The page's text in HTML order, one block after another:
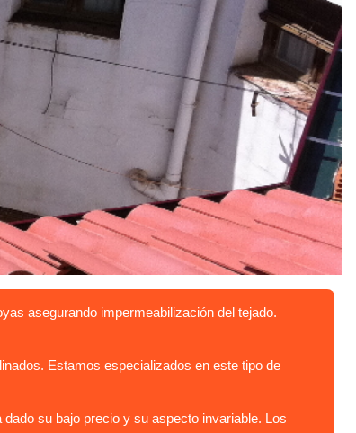
asegurando impermeabilización del tejado.
Estamos especializados en este tipo de
su bajo precio y su aspecto invariable. Los